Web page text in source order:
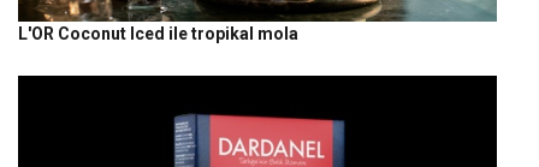
L'OR Coconut Iced ile tropikal mola